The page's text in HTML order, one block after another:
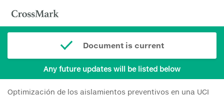
Document is current
Any future updates will be listed below
Optimización de los aislamientos preventivos en una UCI